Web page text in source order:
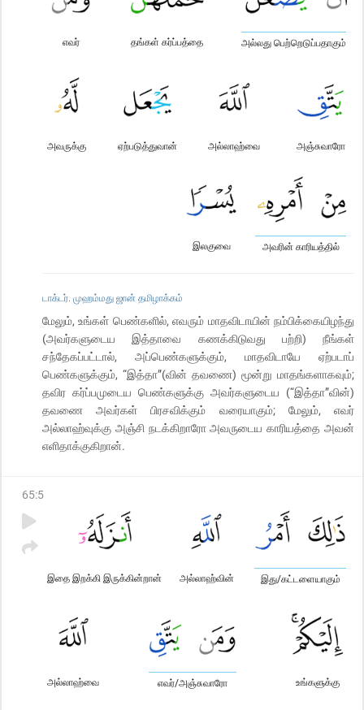
அல்லது பெற்றெடுப்பதாகும்
தங்கள் கர்ப்பத்தை
எவர்
அஞ்சுவாரோ
அல்லாஹ்வை
ஏற்படுத்துவான்
அவருக்கு
அவரின் காரியத்தில்
இலகுவை
டாக்டர். முஹம்மது ஜான் தமிழாக்கம்
மேலும், உங்கள் பெண்களில், எவரும் மாதவிடாயின் நம்பிக்கையிழந்து
(அவர்களுடைய இத்தாவை கணக்கிடுவது பற்றி) நீங்கள்
சந்தேகப்பட்டால், அப்பெண்களுக்கும், மாதவிடாயே ஏற்படாப்
பெண்களுக்கும், “இத்தா”(வின் தவணை) மூன்று மாதங்களாகவும்;
தவிர கர்ப்பமுடைய பெண்களுக்கு அவர்களுடைய (“இத்தா”வின்)
தவணை அவர்கள் பிரசவிக்கும் வரையாகும்; மேலும், எவர்
அல்லாஹ்வுக்கு அஞ்சி நடக்கிறாரோ அவருடைய காரியத்தை அவன்
எளிதாக்குகிறான்.
65:5
இது/கட்டளையாகும்
அல்லாஹ்வின்
இதை இறக்கி இருக்கின்றான்
உங்களுக்கு
எவர்/அஞ்சுவாரோ
அல்லாஹ்வை